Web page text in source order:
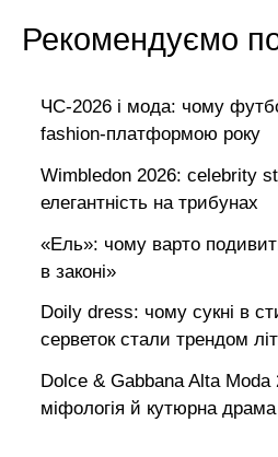
Рекомендуємо
ЧС-2026 і мода: чому
fashion-платформою року
Wimbledon 2026: celebrity
елегантність на трибунах
«Ель»: чому варто
в законі»
Doily dress: чому сукні в
серветок стали трендом
Dolce & Gabbana Alta Moda
міфологія й кутюрна драма